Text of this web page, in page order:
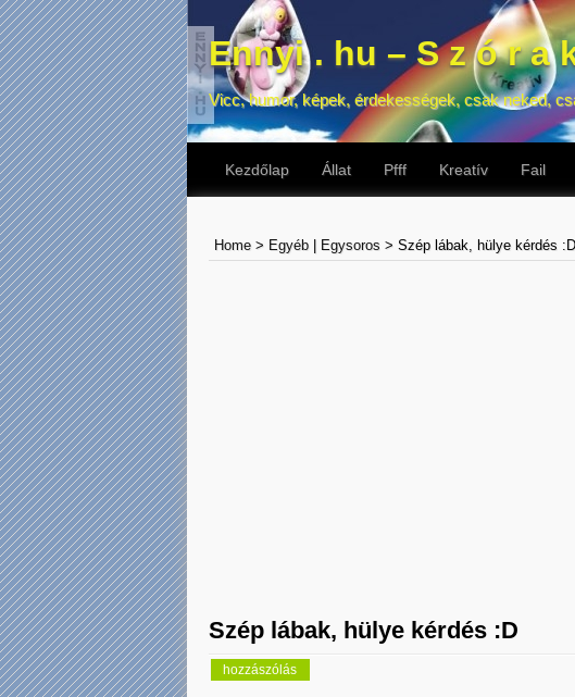
Ennyi . hu – S z ó r a
Vicc, humor, képek, érdekességek, csak neked,
Kezdőlap Állat Pfff Kreatív Fail
Home > Egyéb Egysoros > Szép lábak, hülye kérdés :D
Szép lábak, hülye kérdés :D
hozzászólás